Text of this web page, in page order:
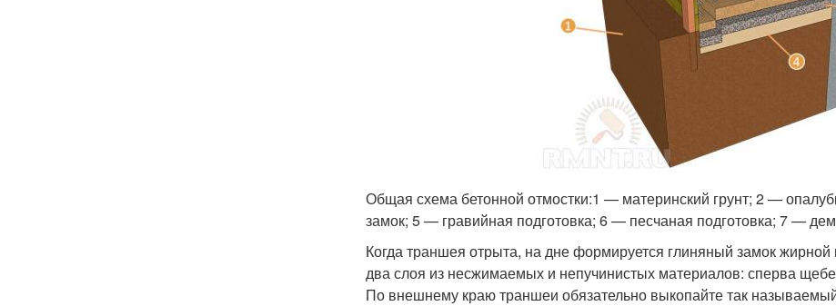
Общая схема бетонной отмостки:1 — материнский грунт; 2 —
замок; 5 — гравийная подготовка; 6 — песчаная подготовка; 7 —
Когда траншея отрыта, на дне формируется глиняный замок
два слоя из несжимаемых и непучинистых материалов: сперва
По внешнему краю траншеи обязательно выкопайте так